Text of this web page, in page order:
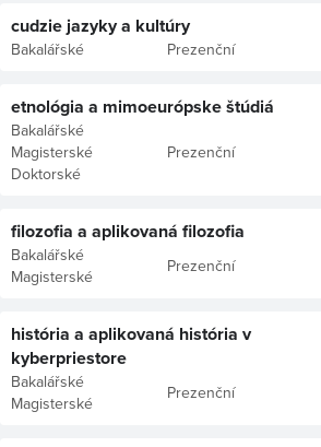
cudzie jazyky a kultúry
Bakalářské Prezenční
etnológia a mimoeurópske štúdiá
Bakalářské
Magisterské
Doktorské
Prezenční
filozofia a aplikovaná filozofia
Bakalářské
Magisterské
Prezenční
história a aplikovaná história v
kyberpriestore
Bakalářské
Magisterské
Prezenční